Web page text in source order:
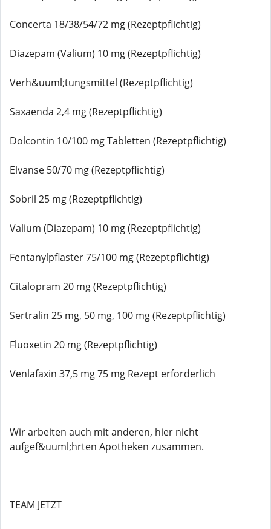
Concerta 18/38/54/72 mg (Rezeptpflichtig)
Diazepam (Valium) 10 mg (Rezeptpflichtig)
Verh&uuml;tungsmittel (Rezeptpflichtig)
Saxaenda 2,4 mg (Rezeptpflichtig)
Dolcontin 10/100 mg Tabletten (Rezeptpflichtig)
Elvanse 50/70 mg (Rezeptpflichtig)
Sobril 25 mg (Rezeptpflichtig)
Valium (Diazepam) 10 mg (Rezeptpflichtig)
Fentanylpflaster 75/100 mg (Rezeptpflichtig)
Citalopram 20 mg (Rezeptpflichtig)
Sertralin 25 mg, 50 mg, 100 mg (Rezeptpflichtig)
Fluoxetin 20 mg (Rezeptpflichtig)
Venlafaxin 37,5 mg 75 mg Rezept erforderlich
Wir arbeiten auch mit anderen, hier nicht
aufgef&uuml;hrten Apotheken zusammen.
TEAM JETZT